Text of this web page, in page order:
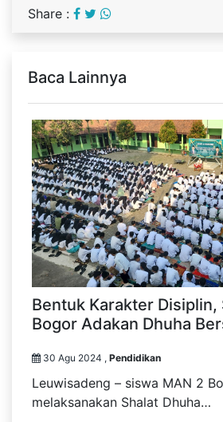
Share :
Baca Lainnya
Bentuk Karakter Disiplin,
Bogor Adakan Dhuha
30 Agu 2024 , Pendidikan
Leuwisadeng – siswa MAN 2
melaksanakan Shalat Dhuha…